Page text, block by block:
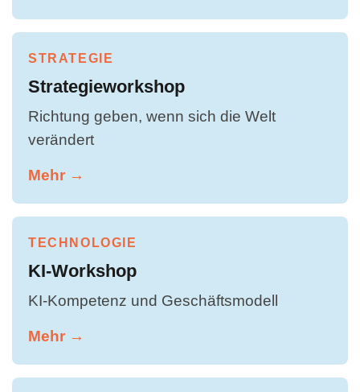
STRATEGIE
Strategieworkshop
Richtung geben, wenn sich die Welt
verändert
Mehr →
TECHNOLOGIE
KI-Workshop
KI-Kompetenz und Geschäftsmodell
Mehr →